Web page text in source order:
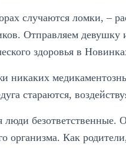
случаются ломки, –
Отправляем девушку
здоровья в
никаких
стараются,
безответственные.
организма. Как